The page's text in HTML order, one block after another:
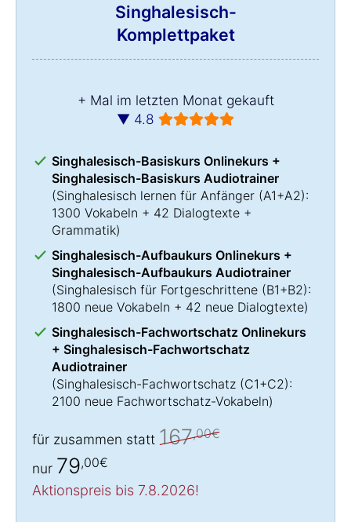
Singhalesisch-
Komplettpaket
+ Mal im letzten Monat gekauft
▼ 4.8
Singhalesisch-Basiskurs Onlinekurs +
Singhalesisch-Basiskurs Audiotrainer
(Singhalesisch lernen für Anfänger (A1+A2):
1300 Vokabeln + 42 Dialogtexte +
Grammatik)
Singhalesisch-Aufbaukurs Onlinekurs +
Singhalesisch-Aufbaukurs Audiotrainer
(Singhalesisch für Fortgeschrittene (B1+B2):
1800 neue Vokabeln + 42 neue Dialogtexte)
Singhalesisch-Fachwortschatz Onlinekurs
+ Singhalesisch-Fachwortschatz
Audiotrainer
(Singhalesisch-Fachwortschatz (C1+C2):
2100 neue Fachwortschatz-Vokabeln)
für zusammen statt 167,00€
nur 79,00€
Aktionspreis bis 7.8.2026!